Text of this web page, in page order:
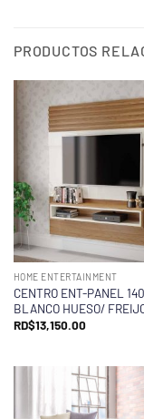
PRODUCTOS
HOME ENTERTAINMENT
CENTRO ENT-PANEL
BLANCO HUESO/
RD$13,150.00